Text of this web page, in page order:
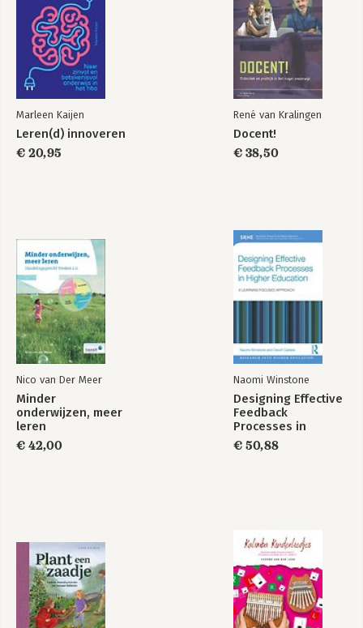
Marleen Kaijen
Leren(d) innoveren
€ 20,95
René van Kralingen
Docent!
€ 38,50
Nico van Der Meer
Minder
onderwijzen, meer
leren
€ 42,00
Naomi Winstone
Designing Effective
Feedback
Processes in
Higher Education
€ 50,88